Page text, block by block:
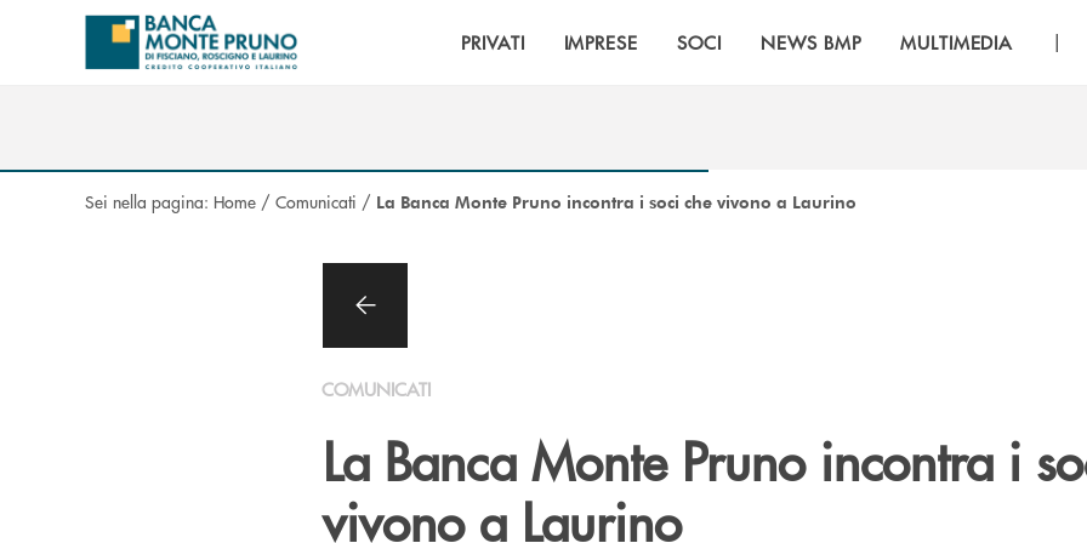
Salta al contenuto principale
PRIVATI IMPRESE SOCI NEWS BMP MULTIMEDIA |
Sei nella pagina: Home / Comunicati / La Banca Monte Pruno incontra i soci che vivono a Laurino
COMUNICATI
La Banca Monte Pruno incontra i
vivono a Laurino